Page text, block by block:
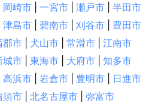
岡崎市 一宮市 瀬戸市
半田市
津島市 碧南市 刈谷市
豊田市
郡市 犬山市 常滑市
江南市
城市 東海市 大府市
知多市
高浜市 岩倉市 豊明市
日進市
須市 北名古屋市
弥富市